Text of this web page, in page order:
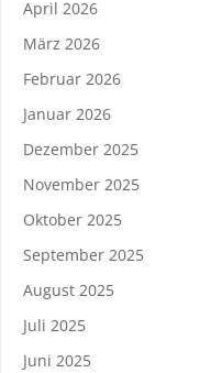
April 2026
März 2026
Februar 2026
Januar 2026
Dezember 2025
November 2025
Oktober 2025
September 2025
August 2025
Juli 2025
Juni 2025